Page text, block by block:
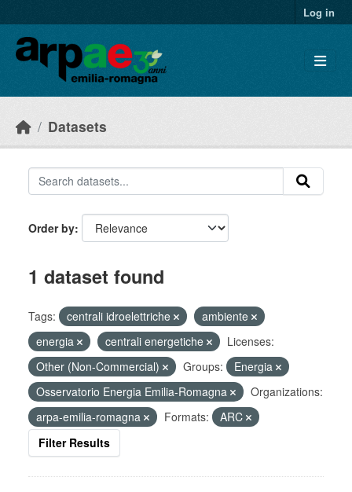
Log in
Datasets
Order by
1 dataset found
Tags: centrali idroelettriche
ambiente
energia
centrali energetiche
Licenses:
Other (Non-Commercial)
Groups:
Energia
Osservatorio Energia Emilia-Romagna
Organizations:
arpa-emilia-romagna
Formats:
ARC
Filter Results